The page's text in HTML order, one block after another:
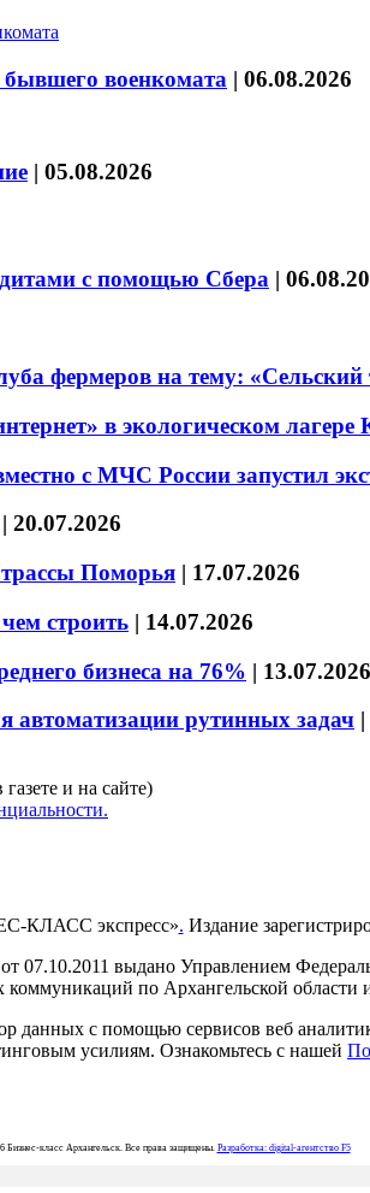
военкомата | 06.08.2026
| 05.08.2026
с помощью Сбера |
фермеров на тему: «Сельский
в экологическом лагере
с МЧС России запустил
| 20.07.2026
Поморья | 17.07.2026
строить | 14.07.2026
бизнеса на 76% | 13.07.2026
автоматизации рутинных задач |
и на сайте)
КЛАСС экспресс». Издание
07.10.2011 выдано Управлением
по Архангельской области
данных с помощью сервисов веб
усилиям. Ознакомьтесь с нашей
Бизнес-класс Архангельск. Все права защищены. Разработка: digital-агентство F5